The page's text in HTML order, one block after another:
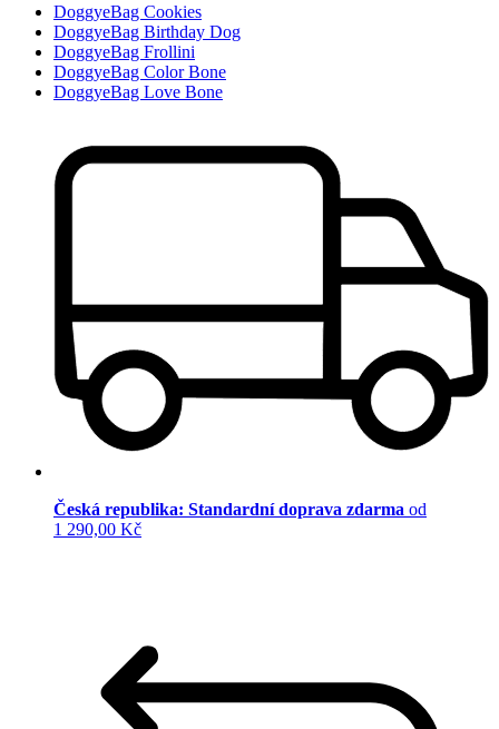
DoggyeBag Cookies
DoggyeBag Birthday Dog
DoggyeBag Frollini
DoggyeBag Color Bone
DoggyeBag Love Bone
Česká republika: Standardní doprava zdarma od
1 290,00 Kč